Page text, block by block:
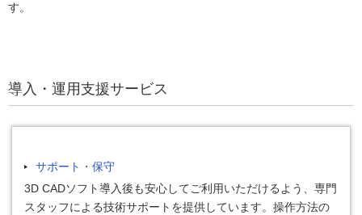
す。
導入・運用支援サービス
サポート・保守
3D CADソフト導入後も安心してご利用いただけるよう、専門
スタッフによる技術サポートを提供しています。操作方法の